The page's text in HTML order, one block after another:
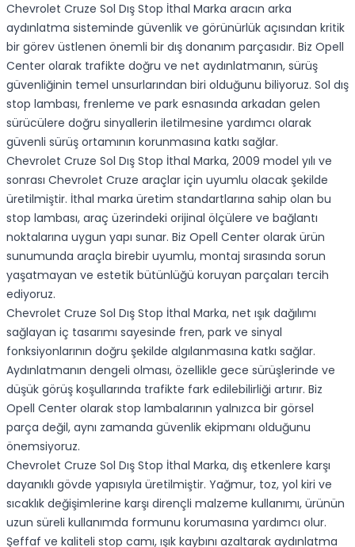
Chevrolet Cruze Sol Dış Stop İthal Marka aracın arka
aydınlatma sisteminde güvenlik ve görünürlük açısından kritik
bir görev üstlenen önemli bir dış donanım parçasıdır. Biz Opell
Center olarak trafikte doğru ve net aydınlatmanın, sürüş
güvenliğinin temel unsurlarından biri olduğunu biliyoruz. Sol dış
stop lambası, frenleme ve park esnasında arkadan gelen
sürücülere doğru sinyallerin iletilmesine yardımcı olarak
güvenli sürüş ortamının korunmasına katkı sağlar.
Chevrolet Cruze Sol Dış Stop İthal Marka, 2009 model yılı ve
sonrası Chevrolet Cruze araçlar için uyumlu olacak şekilde
üretilmiştir. İthal marka üretim standartlarına sahip olan bu
stop lambası, araç üzerindeki orijinal ölçülere ve bağlantı
noktalarına uygun yapı sunar. Biz Opell Center olarak ürün
sunumunda araçla birebir uyumlu, montaj sırasında sorun
yaşatmayan ve estetik bütünlüğü koruyan parçaları tercih
ediyoruz.
Chevrolet Cruze Sol Dış Stop İthal Marka, net ışık dağılımı
sağlayan iç tasarımı sayesinde fren, park ve sinyal
fonksiyonlarının doğru şekilde algılanmasına katkı sağlar.
Aydınlatmanın dengeli olması, özellikle gece sürüşlerinde ve
düşük görüş koşullarında trafikte fark edilebilirliği artırır. Biz
Opell Center olarak stop lambalarının yalnızca bir görsel
parça değil, aynı zamanda güvenlik ekipmanı olduğunu
önemsiyoruz.
Chevrolet Cruze Sol Dış Stop İthal Marka, dış etkenlere karşı
dayanıklı gövde yapısıyla üretilmiştir. Yağmur, toz, yol kiri ve
sıcaklık değişimlerine karşı dirençli malzeme kullanımı, ürünün
uzun süreli kullanımda formunu korumasına yardımcı olur.
Şeffaf ve kaliteli stop camı, ışık kaybını azaltarak aydınlatma